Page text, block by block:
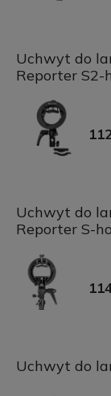
Uchwyt do
Reporter S2-
Uchwyt do
Reporter S-
Uchwyt do